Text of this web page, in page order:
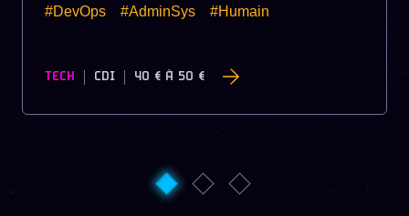
#DevOps #AdminSys #Humain
TECH CDI 40 € À 50 €